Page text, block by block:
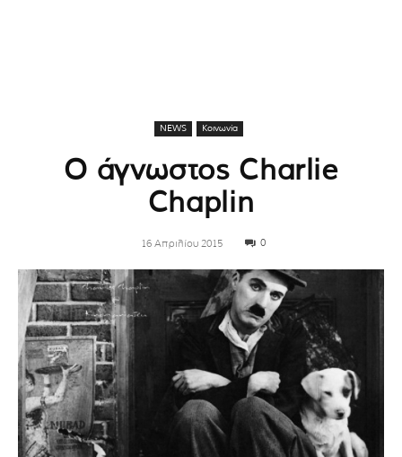
NEWS Κοινωνία
Ο άγνωστος Charlie
Chaplin
16 Απριλίου 2015 0